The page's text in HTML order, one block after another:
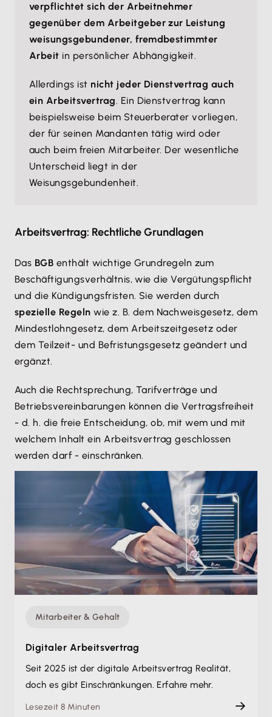
verpflichtet sich der Arbeitnehmer
gegenüber dem Arbeitgeber zur Leistung
weisungsgebundener, fremdbestimmter
Arbeit in persönlicher Abhängigkeit.
Allerdings ist nicht jeder Dienstvertrag auch
ein Arbeitsvertrag. Ein Dienstvertrag kann
beispielsweise beim Steuerberater vorliegen,
der für seinen Mandanten tätig wird oder
auch beim freien Mitarbeiter. Der wesentliche
Unterscheid liegt in der
Weisungsgebundenheit.
Arbeitsvertrag: Rechtliche Grundlagen
Das BGB enthält wichtige Grundregeln zum
Beschäftigungsverhältnis, wie die Vergütungspflicht
und die Kündigungsfristen. Sie werden durch
spezielle Regeln wie z. B. dem Nachweisgesetz, dem
Mindestlohngesetz, dem Arbeitszeitgesetz oder
dem Teilzeit- und Befristungsgesetz geändert und
ergänzt.
Auch die Rechtsprechung, Tarifverträge und
Betriebsvereinbarungen können die Vertragsfreiheit
- d. h. die freie Entscheidung, ob, mit wem und mit
welchem Inhalt ein Arbeitsvertrag geschlossen
werden darf - einschränken.
Mitarbeiter & Gehalt
Digitaler Arbeitsvertrag
Seit 2025 ist der digitale Arbeitsvertrag Realität,
doch es gibt Einschränkungen. Erfahre mehr.
Lesezeit 8 Minuten